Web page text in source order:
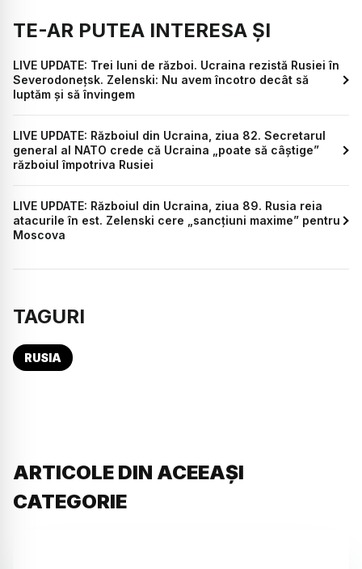
TE-AR PUTEA INTERESA ȘI
LIVE UPDATE: Trei luni de război. Ucraina rezistă Rusiei în
Severodonețsk. Zelenski: Nu avem încotro decât să
luptăm și să învingem
LIVE UPDATE: Războiul din Ucraina, ziua 82. Secretarul
general al NATO crede că Ucraina „poate să câştige”
războiul împotriva Rusiei
LIVE UPDATE: Războiul din Ucraina, ziua 89. Rusia reia
atacurile în est. Zelenski cere „sancțiuni maxime” pentru
Moscova
TAGURI
RUSIA
ARTICOLE DIN ACEEAȘI
CATEGORIE